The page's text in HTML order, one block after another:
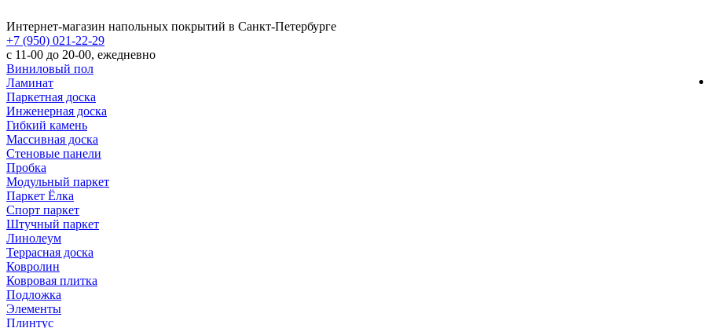
Интернет-магазин напольных покрытий в Санкт-Петербурге
+7 (950) 021-22-29
с 11-00 до 20-00, ежедневно
Виниловый пол
Ламинат
Паркетная доска
Инженерная доска
Гибкий камень
Массивная доска
Стеновые панели
Пробка
Модульный паркет
Паркет Ёлка
Спорт паркет
Штучный паркет
Линолеум
Террасная доска
Ковролин
Ковровая плитка
Подложка
Элементы
Плинтус